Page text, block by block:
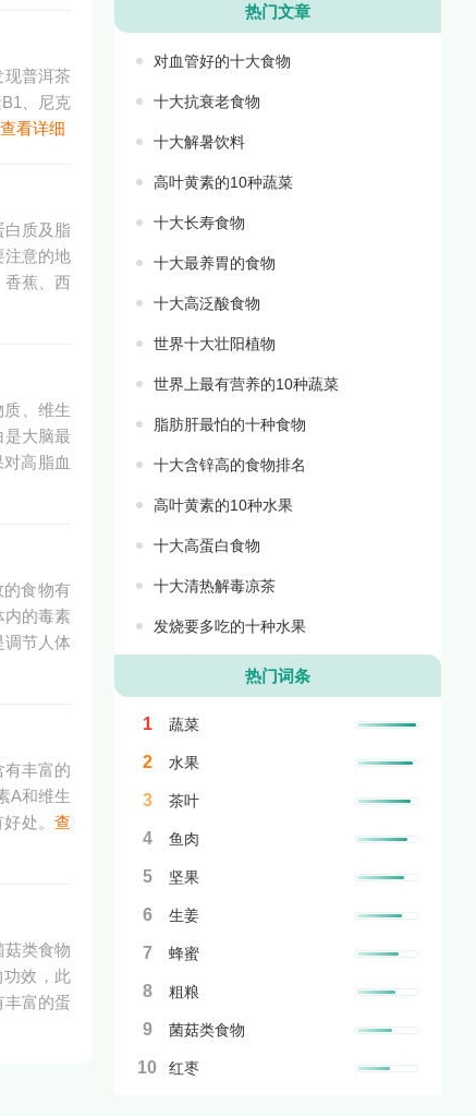
现普洱茶
、尼克
查看详细
质及脂
注意的地
蕉、西
、维生
大脑最
高脂血
食物有
的毒素
节人体
丰富的
A和维生
处。 查
类食物
效，此
富的蛋
热门文章
对血管好的十大食物
十大抗衰老食物
十大解暑饮料
高叶黄素的10种蔬菜
十大长寿食物
十大最养胃的食物
十大高泛酸食物
世界十大壮阳植物
世界上最有营养的10种蔬菜
脂肪肝最怕的十种食物
十大含锌高的食物排名
高叶黄素的10种水果
十大高蛋白食物
十大清热解毒凉茶
发烧要多吃的十种水果
热门词条
1 蔬菜
2 水果
3 茶叶
4 鱼肉
5 坚果
6 生姜
7 蜂蜜
8 粗粮
9 菌菇类食物
10 红枣